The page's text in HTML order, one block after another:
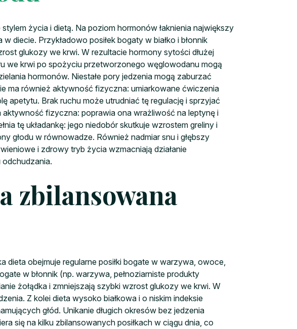
życia i dietą. Na poziom hormonów łaknienia największy
diecie. Przykładowo posiłek bogaty w białko i błonnik
glukozy we krwi. W rezultacie hormony sytości dłużej
we krwi po spożyciu przetworzonego węglowodanu mogą
hormonów. Niestałe pory jedzenia mogą zaburzać
ma również aktywność fizyczna: umiarkowane ćwiczenia
apetytu. Brak ruchu może utrudniać tę regulację i sprzyjać
aktywność fizyczna: poprawia ona wrażliwość na leptynę i
tę układankę: jego niedobór skutkuje wzrostem greliny i
głodu w równowadze. Również nadmiar snu i głębszy
i zdrowy tryb życia wzmacniają działanie
a zbilansowana
dieta obejmuje regularne posiłki bogate w warzywa, owoce,
w błonnik (np. warzywa, pełnoziarniste produkty
żołądka i zmniejszają szybki wzrost glukozy we krwi. W
Z kolei dieta wysoko białkowa i o niskim indeksie
głód. Unikanie długich okresów bez jedzenia
się na kilku zbilansowanych posiłkach w ciągu dnia, co